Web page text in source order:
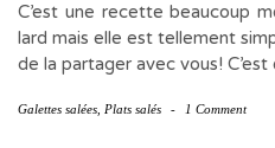
C’est une recette beaucoup
lard mais elle est tellement
de la partager avec vous!
Galettes salées Plats salés - 1 Comment